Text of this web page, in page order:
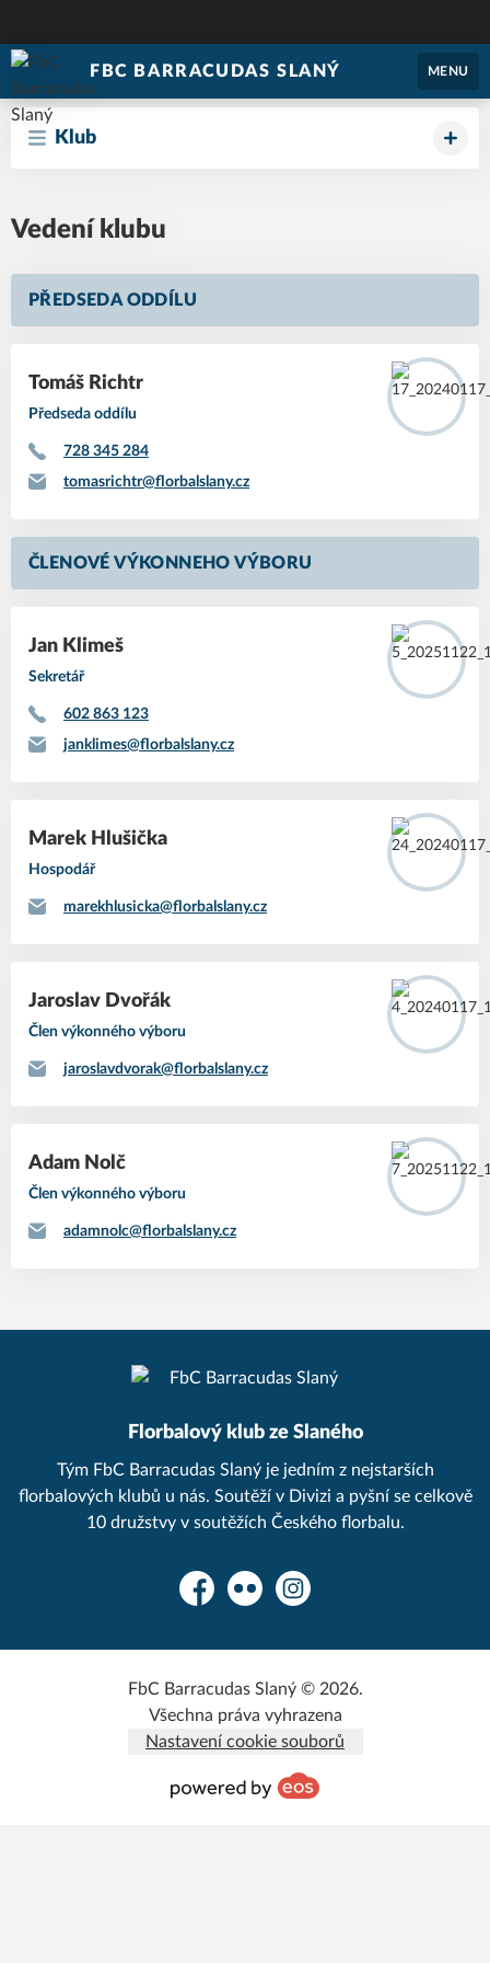
FBC BARRACUDAS SLANÝ MENU
Klub
Vedení klubu
PŘEDSEDA ODDÍLU
Tomáš Richtr
Předseda oddílu
728 345 284
tomasrichtr@florbalslany.cz
ČLENOVÉ VÝKONNEHO VÝBORU
Jan Klimeš
Sekretář
602 863 123
janklimes@florbalslany.cz
Marek Hlušička
Hospodář
marekhlusicka@florbalslany.cz
Jaroslav Dvořák
Člen výkonného výboru
jaroslavdvorak@florbalslany.cz
Adam Nolč
Člen výkonného výboru
adamnolc@florbalslany.cz
Florbalový klub ze Slaného
Tým FbC Barracudas Slaný je jedním z nejstarších
florbalových klubů u nás. Soutěží v Divizi a pyšní se celkově
10 družstvy v soutěžích Českého florbalu.
FacebookFlickr Instagram
FbC Barracudas Slaný © 2026.
Všechna práva vyhrazena
Nastavení cookie souborů